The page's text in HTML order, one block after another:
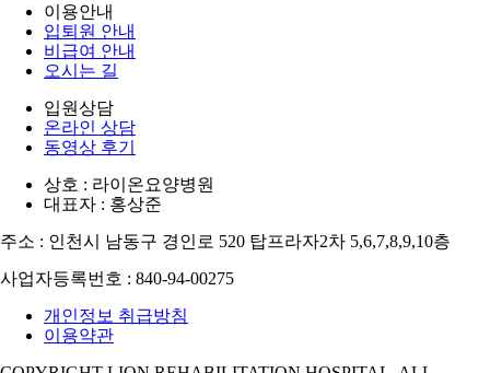
이용안내
입퇴원 안내
비급여 안내
오시는 길
입원상담
온라인 상담
동영상 후기
상호 : 라이온요양병원
대표자 : 홍상준
주소 : 인천시 남동구 경인로 520 탑프라자2차 5,6,7,8,9,10층
사업자등록번호 : 840-94-00275
개인정보 취급방침
이용약관